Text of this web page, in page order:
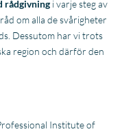
i Belgien utan att
gäller dock inte
helst kan kalla sig
medför.